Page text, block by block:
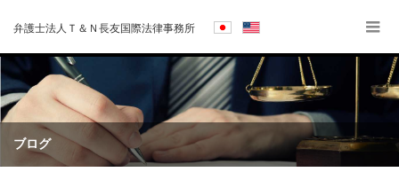
弁護士法人Ｔ＆Ｎ長友国際法律事務所
ブログ